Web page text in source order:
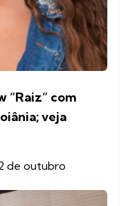
“Raiz” com
veja
de outubro